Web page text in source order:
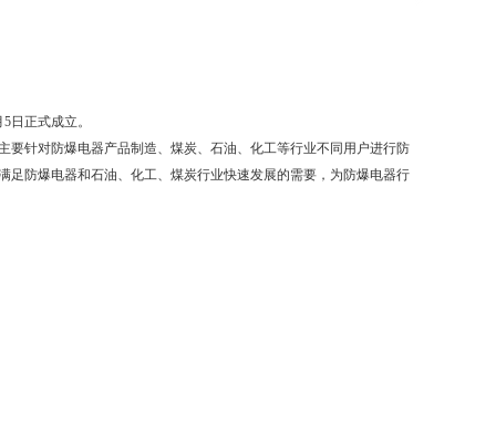
日正式成立。
针对防爆电器产品制造、煤炭、石油、化工等行业不同用户进行防
防爆电器和石油、化工、煤炭行业快速发展的需要，为防爆电器行